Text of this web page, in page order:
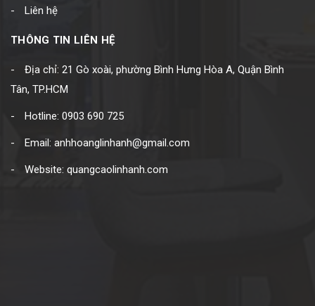
Liên hệ
THÔNG TIN LIÊN HỆ
Địa chỉ: 21 Gò xoài, phường Bình Hưng Hòa A, Quận Bình
Tân, TP.HCM
Hotline: 0903 690 725
Email: anhhoanglinhanh@gmail.com
Website: quangcaolinhanh.com